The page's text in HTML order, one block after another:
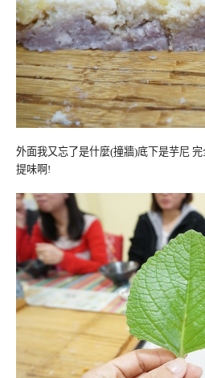
外面我又忘了是什麼(撞牆)底下是芋尼
提味啊!